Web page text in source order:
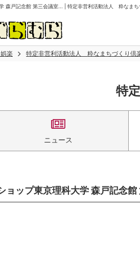
森戸記念館 第三会議室... | 特定非営利活動法人 粋なま
楽 特定非営利活動法人 粋なまちづくり倶
特
ニュース
ョップ東京理科大学 森戸記念館